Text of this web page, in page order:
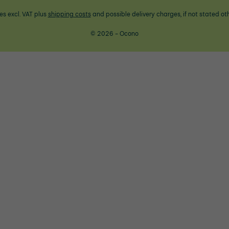
excl. VAT plus shipping costsand possible delivery charges, if not stated
© 2026 - Ocono